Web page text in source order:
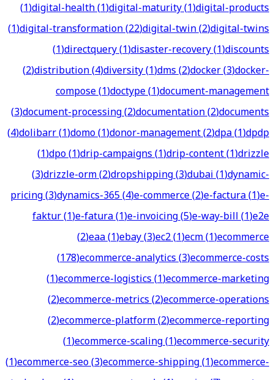
(1)digital-health(1)digital-maturity(1)digital-products
(1)digital-transformation(22)digital-twin(2)digital-twins
(1)directquery(1)disaster-recovery(1)discounts
(2)distribution(4)diversity(1)dms(2)docker(3)docker-
compose(1)doctype(1)document-management
(3)document-processing(2)documentation(2)documents
(4)dolibarr(1)domo(1)donor-management(2)dpa(1)dpdp
(1)dpo(1)drip-campaigns(1)drip-content(1)drizzle
(3)drizzle-orm(2)dropshipping(3)dubai(1)dynamic-
pricing(3)dynamics-365(4)e-commerce(2)e-factura(1)e-
faktur(1)e-fatura(1)e-invoicing(5)e-way-bill(1)e2e
(2)eaa(1)ebay(3)ec2(1)ecm(1)ecommerce
(178)ecommerce-analytics(3)ecommerce-costs
(1)ecommerce-logistics(1)ecommerce-marketing
(2)ecommerce-metrics(2)ecommerce-operations
(2)ecommerce-platform(2)ecommerce-reporting
(1)ecommerce-scaling(1)ecommerce-security
(1)ecommerce-seo(3)ecommerce-shipping(1)ecommerce-